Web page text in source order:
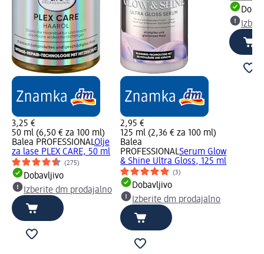
3,25 €
50 ml (6,50 € za 100 ml)
Balea PROFESSIONALOlje
za lase PLEX CARE, 50 ml
(275)
Dobavljivo
Izberite dm prodajalno
2,95 €
125 ml (2,36 € za 100 ml)
Balea
PROFESSIONALSerum Glow
& Shine Ultra Gloss, 125 ml
(3)
Dobavljivo
Izberite dm prodajalno